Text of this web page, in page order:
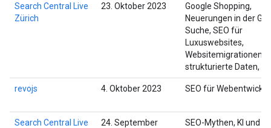
Search Central Live
Zürich
23. Oktober 2023
Google Shopping,
Neuerungen in der
Suche, SEO für
Luxuswebsites,
Websitemigrationen,
strukturierte Daten,
revojs 4. Oktober 2023 SEO für
Search Central Live
24. September
SEO-Mythen, KI und